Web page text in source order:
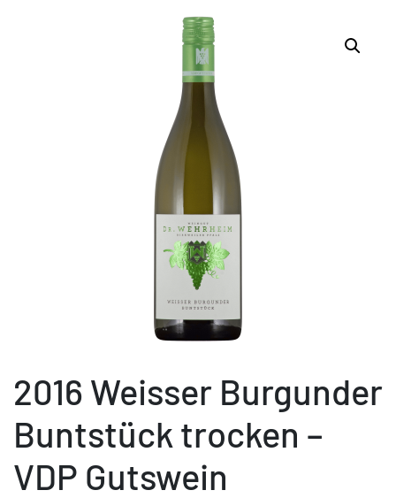
2016 Weisser Burgunder
Buntstück trocken –
VDP Gutswein